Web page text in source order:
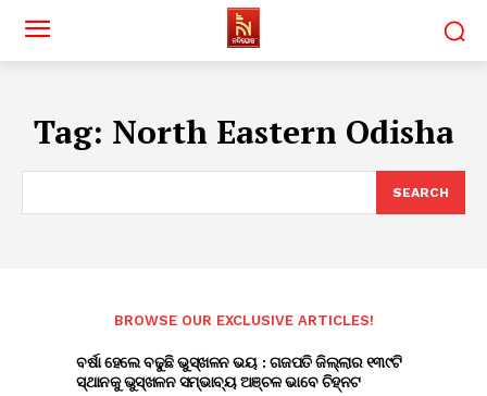
Tag: North Eastern Odisha
SEARCH
BROWSE OUR EXCLUSIVE ARTICLES!
ବର୍ଷା ହେଲେ ବଢୁଛି ଭୁସ୍ଖଳନ ଭୟ : ଗଜପତି ଜିଲ୍ଲାର ୧୩୯ଟି
ସ୍ଥାନକୁ ଭୁସ୍ଖଳନ ସମ୍ଭାବ୍ୟ ଅଞ୍ଚଳ ଭାବେ ଚିହ୍ନଟ